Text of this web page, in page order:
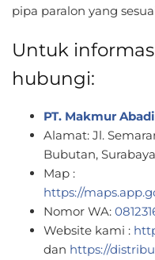
pipa paralon yang
Untuk
hubungi:
PT. Makmur Abadi
Alamat: Jl.
Bubutan,
Map :
https://
Nomor WA:
Website kami :
dan https://